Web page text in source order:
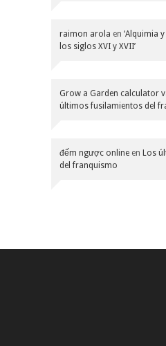
raimon arola en ‘Alquimia
los siglos XVI y XVII’
Grow a Garden calculator
últimos fusilamientos del
đếm ngược online en Los
del franquismo